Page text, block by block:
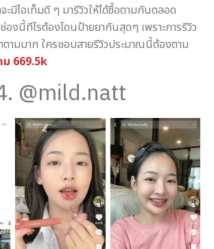
มีไอเท็มดี ๆ มารีวิวให้ได้ซื้อตามกันตลอด
ช่องนี้ทีไรต้องโดนป้ายยากันสุดๆ เพราะการรีวิว
ามมาก ใครชอบสายรีวิวประมาณนี้ต้องตาม
669.5k
@mild.natt